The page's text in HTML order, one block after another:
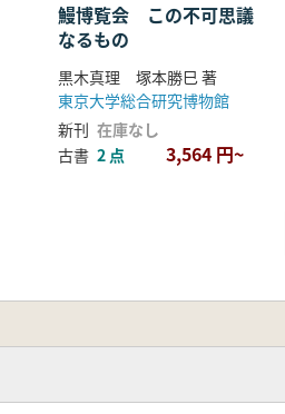
鰻博覧会 この不可思議
なるもの
黒木真理 塚本勝巳 著
東京大学総合研究博物館
新刊 在庫なし
古書 2 点 3,564 円~